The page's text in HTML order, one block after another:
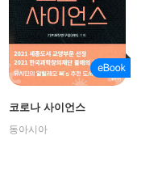
코로나 사이언스
동아시아